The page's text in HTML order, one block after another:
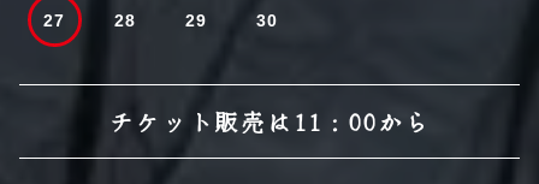
27 28 29 30
チケット販売は11：00から